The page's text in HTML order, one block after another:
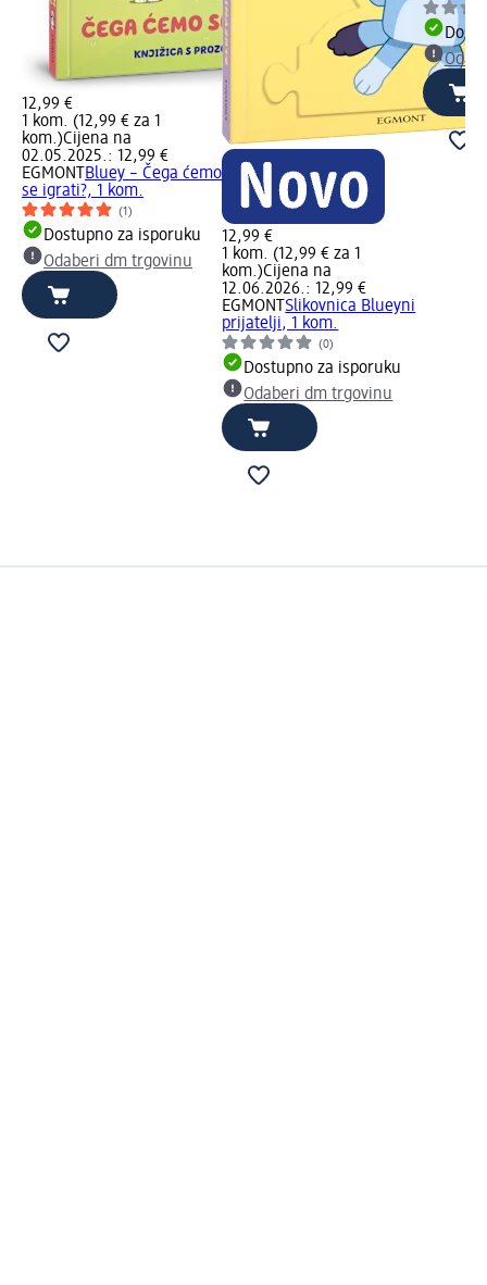
12,99 €
1 kom. (12,99 € za 1
kom.)Cijena na
02.05.2025.: 12,99 €
EGMONT Bluey – Čega ćemo
se igrati?, 1 kom.
(1)
Dostupno za isporuku
Odaberi dm trgovinu
12,99 €
1 kom. (12,99 € za 1
kom.)Cijena na
12.06.2026.: 12,99 €
EGMONT Slikovnica Blueyni
prijatelji, 1 kom.
(0)
Dostupno za isporuku
Odaberi dm trgovinu